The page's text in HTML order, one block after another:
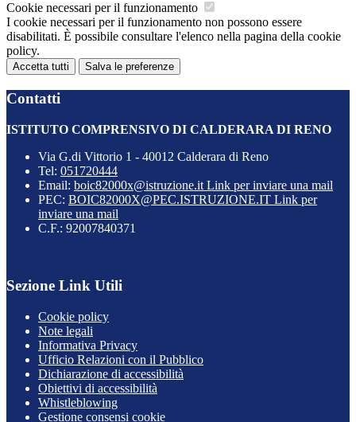
Cookie necessari per il funzionamento
I cookie necessari per il funzionamento non possono essere
disabilitati. È possibile consultare l'elenco nella pagina della cookie
policy.
Accetta tutti Salva le preferenze
Contatti
ISTITUTO COMPRENSIVO DI CALDERARA DI RENO
Via G.di Vittorio 1 - 40012 Calderara di Reno
Tel: 051720444
Email: boic82000x@istruzione.it Link per inviare una mail
PEC: BOIC82000X@PEC.ISTRUZIONE.IT Link per
inviare una mail
C.F.: 92007840371
Sezione Link Utili
Cookie policy
Note legali
Informativa Privacy
Ufficio Relazioni con il Pubblico
Dichiarazione di accessibilità
Obiettivi di accessibilità
Whistleblowing
Gestione consensi cookie